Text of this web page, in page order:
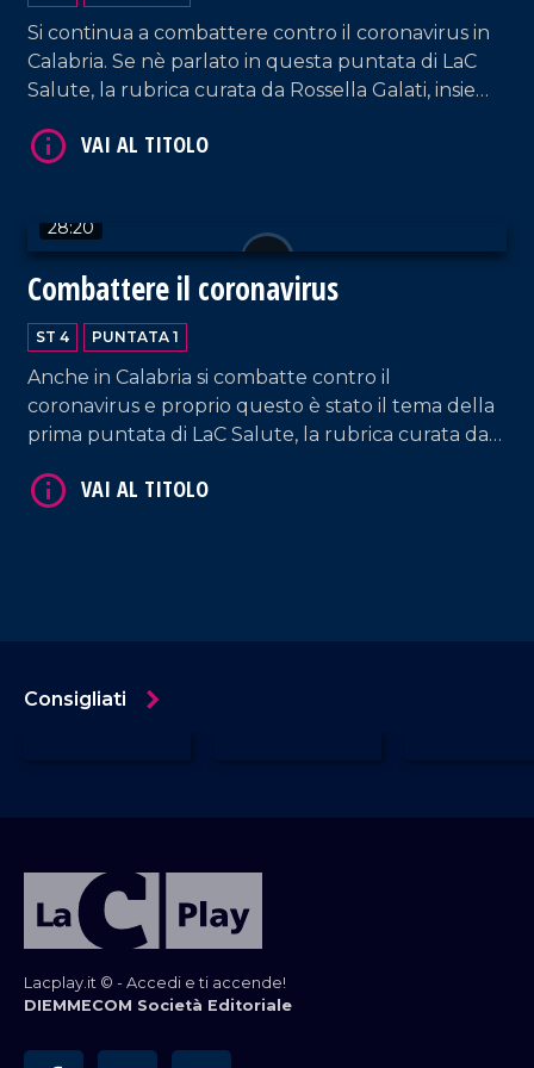
Si continua a combattere contro il coronavirus in
Calabria. Se nè parlato in questa puntata di LaC
Salute, la rubrica curata da Rossella Galati, insieme
soccorso dellospedale di Soverato Cosimo Zurzolo,
per il superamento dellhandicap Nunzia Coppedè
e agli infermieri dei reparti di malattie infettive
degli ospedali di Catanzaro e Cosenza, in prima
linea per contrastare la diffusione del morbo.
28:20
Combattere il coronavirus
ST 4 PUNTATA 1
Anche in Calabria si combatte contro il
coronavirus e proprio questo è stato il tema della
prima puntata di LaC Salute, la rubrica curata da
reparto di malattie infettive dellospedale Pugliese
Consigliati
Lacplay.it © - Accedi e ti accende!
DIEMMECOM Società Editoriale